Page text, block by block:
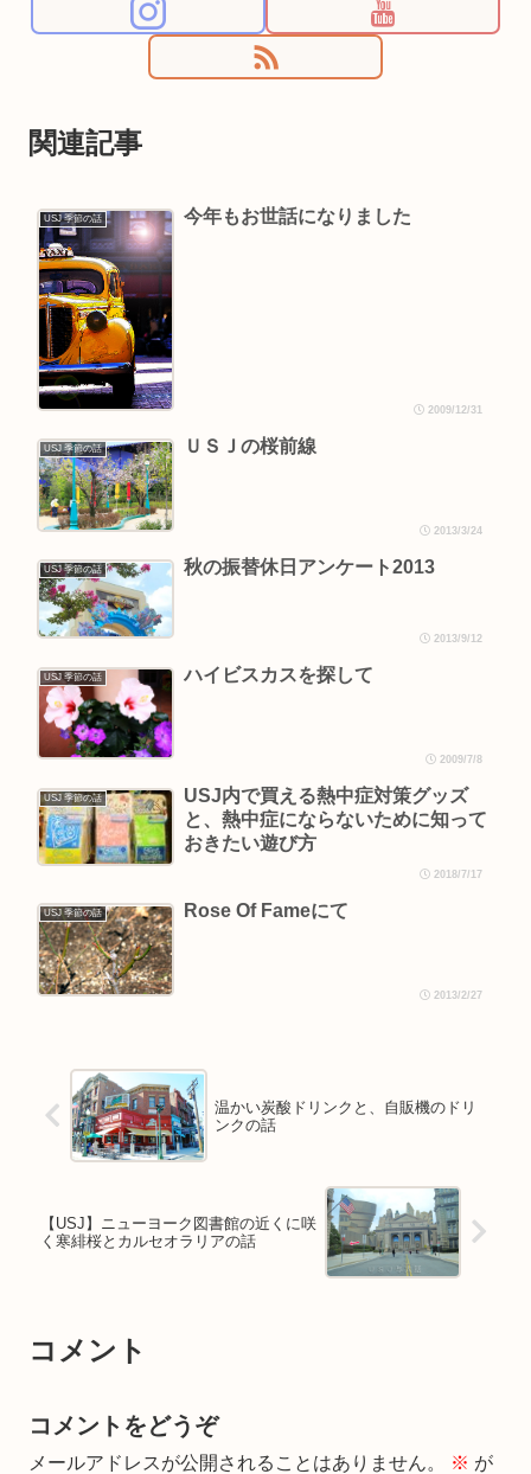
関連記事
USJ 季節の話 今年もお世話になりました
2009/12/31
USJ 季節の話 ＵＳＪの桜前線
2013/3/24
USJ 季節の話 秋の振替休日アンケート2013
2013/9/12
USJ 季節の話 ハイビスカスを探して
2009/7/8
USJ 季節の話
USJ内で買える熱中症対策グッズ
と、熱中症にならないために知って
おきたい遊び方
2018/7/17
USJ 季節の話 Rose Of Fameにて
2013/2/27
温かい炭酸ドリンクと、自販機のドリ
ンクの話
【USJ】ニューヨーク図書館の近くに咲
く寒緋桜とカルセオラリアの話
コメント
コメントをどうぞ
メールアドレスが公開されることはありません。 ※ が